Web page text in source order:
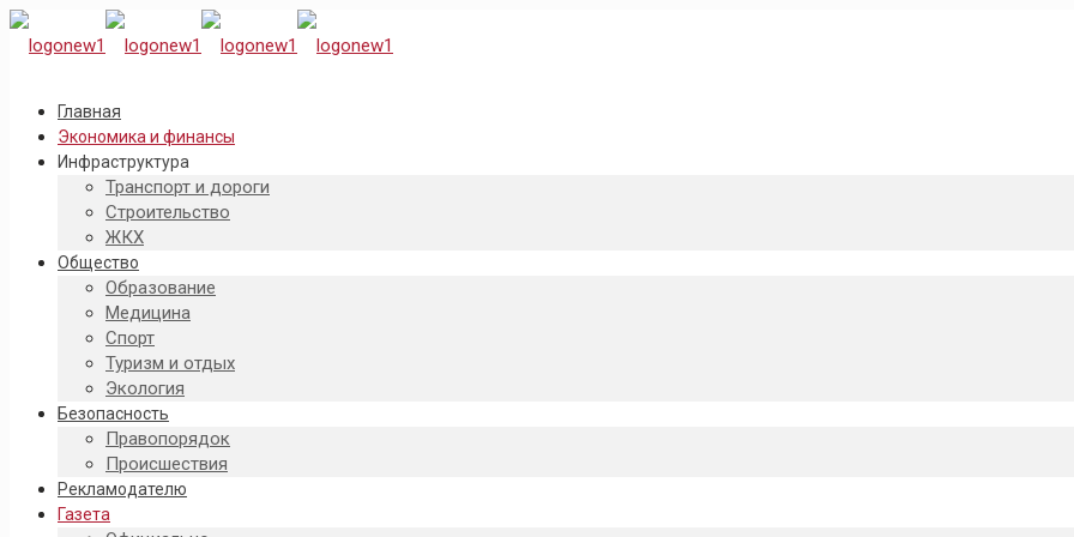
Главная
Экономика и финансы
Инфраструктура
Транспорт и дороги
Строительство
ЖКХ
Общество
Образование
Медицина
Спорт
Туризм и отдых
Экология
Безопасность
Правопорядок
Происшествия
Рекламодателю
Газета